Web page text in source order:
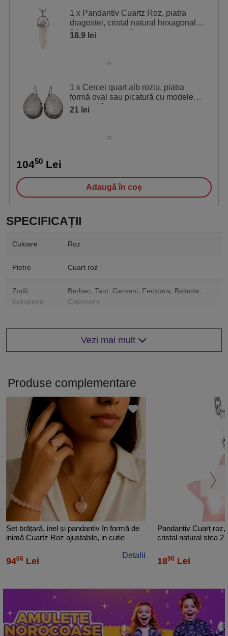
sau de activare în acele zone, sau poartă amuleta
potrivită, consultând tabelul de mai jos pentru ghidare.
1 x Pandantiv Cuartz Roz, piatra
dragostei, cristal natural hexagonal
34 mm dublu varf
18.9 lei
1 x Cercei quart alb roziu, piatra
formă oval sau picatură cu modele
grecești 3 cm
21 lei
10450 Lei
Adaugă în coș
SPECIFICAȚII
Culoare Roz
Pietre Cuart roz
Zodii
Europene
Berbec, Taur, Gemeni, Fecioara, Balanta,
Capricorn
Color Roz
Vezi mai mult
Produse complementare
Set brățară, inel și pandantiv în formă de
inimă Cuartz Roz ajustabile, in cutie
9466 Lei
Detalii
Pandantiv Cuarț roz,
cristal natural stea 2
1890 Lei